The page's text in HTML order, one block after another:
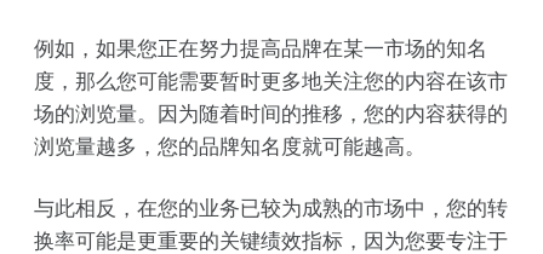
例如，如果您正在努力提高品牌在某一市场的知名
度，那么您可能需要暂时更多地关注您的内容在该市
场的浏览量。因为随着时间的推移，您的内容获得的
浏览量越多，您的品牌知名度就可能越高。
与此相反，在您的业务已较为成熟的市场中，您的转
换率可能是更重要的关键绩效指标，因为您要专注于